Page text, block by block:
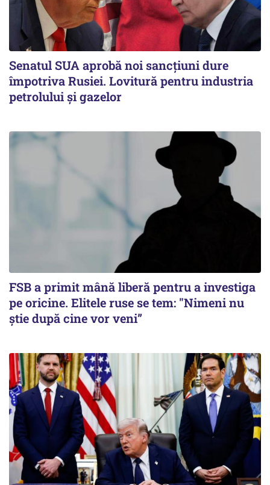
Senatul SUA aprobă noi sancțiuni dure
împotriva Rusiei. Lovitură pentru industria
petrolului și gazelor
FSB a primit mână liberă pentru a investiga
pe oricine. Elitele ruse se tem: "Nimeni nu
știe după cine vor veni”